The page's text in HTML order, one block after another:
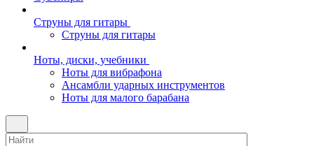
Струны для гитары
Струны для гитары
Ноты, диски, учебники
Ноты для вибрафона
Ансамбли ударных инструментов
Ноты для малого барабана